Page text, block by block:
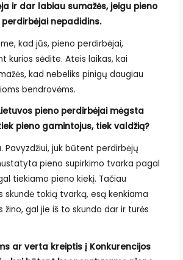
ir dar labiau sumažės, jeigu pieno
nepadidins.
kad jūs, pieno perdirbėjai,
kurios sėdite. Ateis laikas, kai
kad nebeliks pinigų daugiau
bendrovėms.
pieno perdirbėjai mėgsta
pieno gamintojus, tiek valdžią?
Pavyzdžiui, juk būtent perdirbėjų
pieno supirkimo tvarka pagal
tiekiamo pieno kiekį. Tačiau
skundė tokią tvarką, esą kenkiama
žino, gal jie iš to skundo dar ir turės
ar verta kreiptis į Konkurencijos